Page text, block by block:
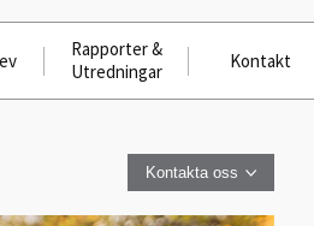
Rapporter &
Utredningar
Kontakt
Kontakta oss